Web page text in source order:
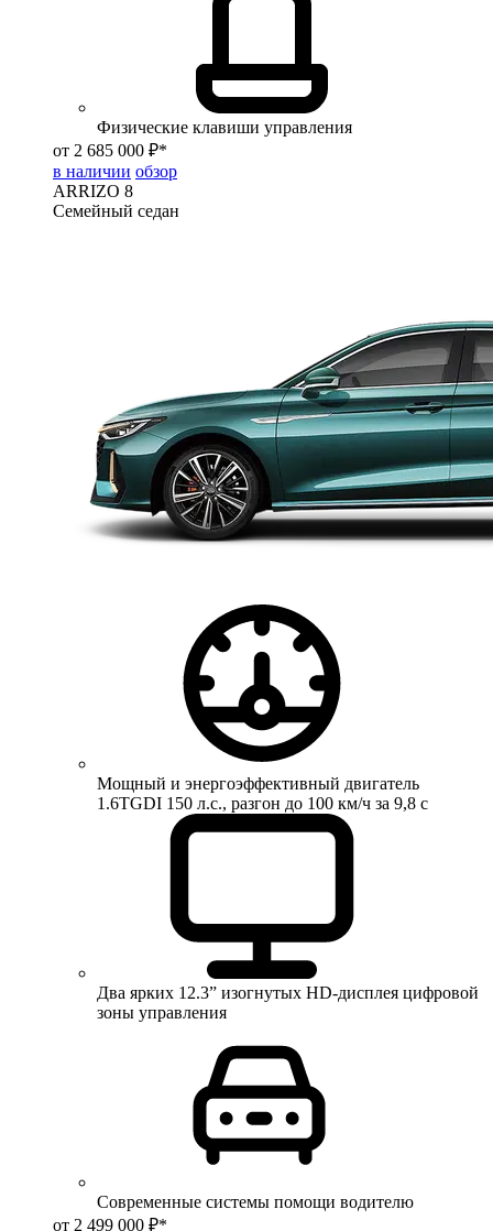
Физические клавиши управления
от 2 685 000 ₽*
в наличии обзор
ARRIZO 8
Семейный седан
Мощный и энергоэффективный двигатель
1.6TGDI 150 л.с., разгон до 100 км/ч за 9,8 с
Два ярких 12.3” изогнутых HD-дисплея цифровой
зоны управления
Современные системы помощи водителю
от 2 499 000 ₽*